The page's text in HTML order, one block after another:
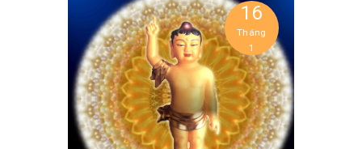
16
Tháng
1